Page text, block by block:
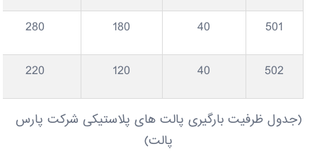
501
40
180
280
502
40
120
220
(جدول ظرفیت بارگیری پالت های پلاستیکی شرکت پارس
پالت)